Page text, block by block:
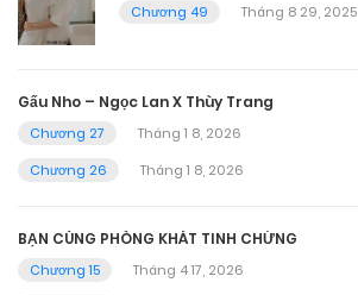
Chương 49
Tháng 8 29, 2025
Gấu Nho – Ngọc Lan X Thùy Trang
Chương 27
Tháng 1 8, 2026
Chương 26
Tháng 1 8, 2026
BẠN CÙNG PHÒNG KHÁT TINH CHỨNG
Chương 15
Tháng 4 17, 2026